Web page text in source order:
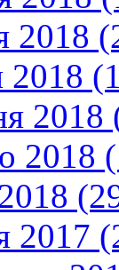
2018
2018
2018
2018
2017